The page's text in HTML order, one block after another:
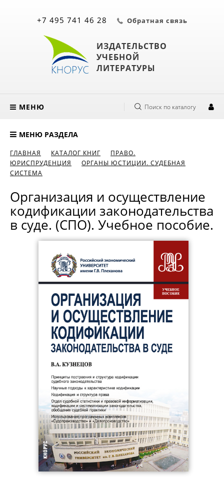
ИЗДАТЕЛЬСТВО
УЧЕБНОЙ
ЛИТЕРАТУРЫ
+7 495 741 46 28 Обратная связь
МЕНЮ Поиск по каталогу
МЕНЮ РАЗДЕЛА
ГЛАВНАЯ КАТАЛОГ КНИГ
ПРАВО.
ЮРИСПРУДЕНЦИЯ
ОРГАНЫ ЮСТИЦИИ. СУДЕБНАЯ
СИСТЕМА
Организация и осуществление
кодификации законодательства
в суде. (СПО). Учебное пособие.